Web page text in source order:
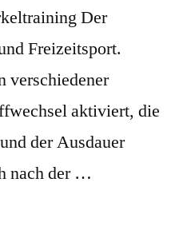
Der
Freizeitsport.
verschiedener
aktiviert, die
der Ausdauer
nach der …